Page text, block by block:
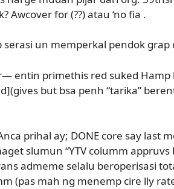
Awcover for (??) atau ‘no fia .
un memperkal pendok grap
entin primethis red suked Hamp
but bsa penh “tarika”
prihal ay; DONE core say last
slumun “YTV columm appruvs
admeme selalu beroperisasi
(pas mah ng menemp cire lly